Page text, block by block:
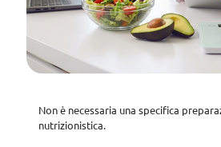
Non è necessaria una specifica
nutrizionistica.